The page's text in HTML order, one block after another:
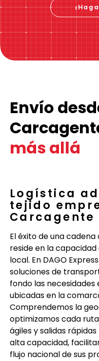
Envío
más allá
Logística
tejido
Carcagente
El éxito de una
reside en la
local. En DAGO
soluciones de
fondo las
ubicadas en la
Comprendemos la
optimizamos cada
ágiles y salidas
alta capacidad,
flujo nacional de sus